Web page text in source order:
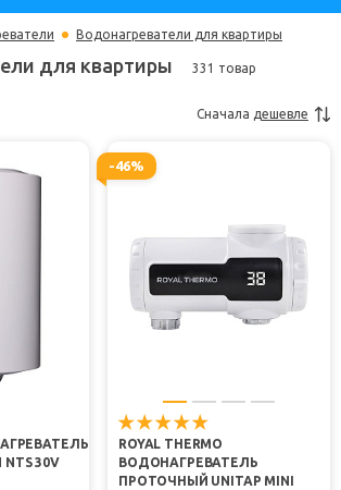
Водонагреватели для квартиры
для квартиры 331 товар
Сначала дешевле
30V
-46%
ROYAL THERMO
ВОДОНАГРЕВАТЕЛЬ
ПРОТОЧНЫЙ UNITAP MINI